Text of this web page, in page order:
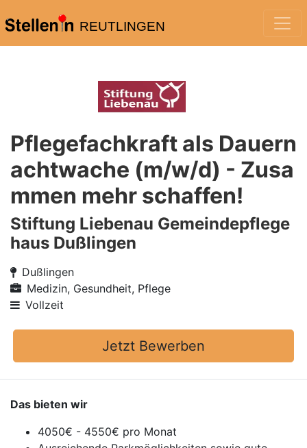
REUTLINGEN
Pflegefachkraft als Dauern
achtwache (m/w/d) - Zusa
mmen mehr schaffen!
Stiftung Liebenau Gemeindepflege
haus Dußlingen
Dußlingen
Medizin, Gesundheit, Pflege
Vollzeit
Jetzt Bewerben
Das bieten wir
4050€ - 4550€ pro Monat